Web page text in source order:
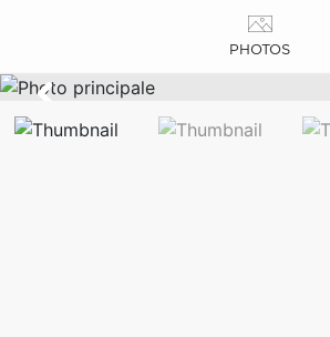
PHOTOS